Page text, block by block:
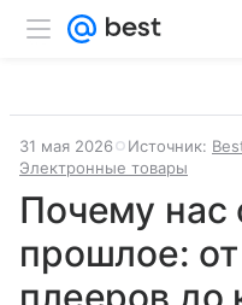
31 мая 2026 Источник:
Электронные товары
Почему нас
прошлое: